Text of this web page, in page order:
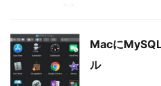
Macに
ル